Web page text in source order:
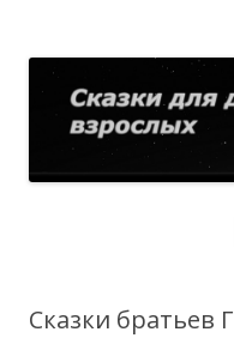
Сказки братьев